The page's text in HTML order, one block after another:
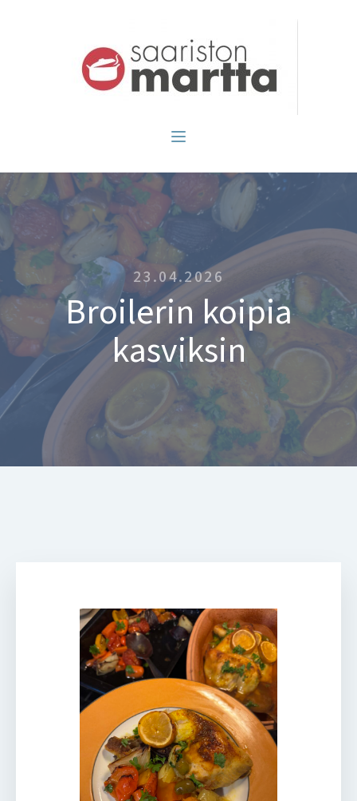
23.04.2026
Broilerin koipia
kasviksin